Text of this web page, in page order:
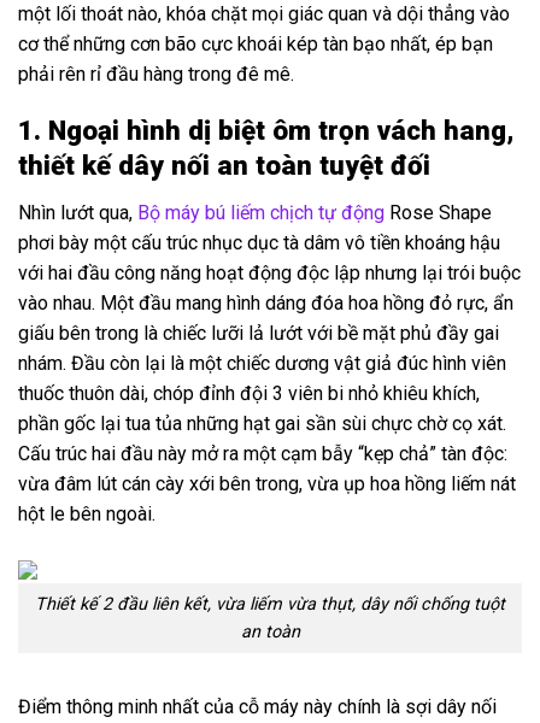
một lối thoát nào, khóa chặt mọi giác quan và dội thẳng vào
cơ thể những cơn bão cực khoái kép tàn bạo nhất, ép bạn
phải rên rỉ đầu hàng trong đê mê.
1. Ngoại hình dị biệt ôm trọn vách hang,
thiết kế dây nối an toàn tuyệt đối
Nhìn lướt qua, Bộ máy bú liếm chịch tự động Rose Shape
phơi bày một cấu trúc nhục dục tà dâm vô tiền khoáng hậu
với hai đầu công năng hoạt động độc lập nhưng lại trói buộc
vào nhau. Một đầu mang hình dáng đóa hoa hồng đỏ rực, ẩn
giấu bên trong là chiếc lưỡi lả lướt với bề mặt phủ đầy gai
nhám. Đầu còn lại là một chiếc dương vật giả đúc hình viên
thuốc thuôn dài, chóp đỉnh đội 3 viên bi nhỏ khiêu khích,
phần gốc lại tua tủa những hạt gai sần sùi chực chờ cọ xát.
Cấu trúc hai đầu này mở ra một cạm bẫy “kẹp chả” tàn độc:
vừa đâm lút cán cày xới bên trong, vừa ụp hoa hồng liếm nát
hột le bên ngoài.
Thiết kế 2 đầu liên kết, vừa liếm vừa thụt, dây nối chống tuột
an toàn
Điểm thông minh nhất của cỗ máy này chính là sợi dây nối